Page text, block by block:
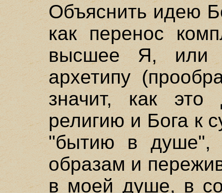
Объяснить идею
как перенос
высшее Я, или
архетипу
значит, как
религию и Бога к
"бытию в душе",
образам и
в моей душе, в